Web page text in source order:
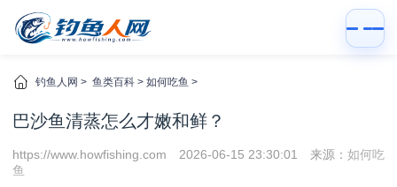
钓鱼人网 > 鱼类百科 > 如何吃鱼 >
巴沙鱼清蒸怎么才嫩和鲜？
https://www.howfishing.com 2026-06-15 23:30:01 来源： 如何吃
鱼